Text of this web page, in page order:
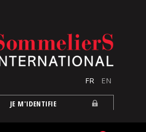
FR EN
JE M'IDENTIFIE